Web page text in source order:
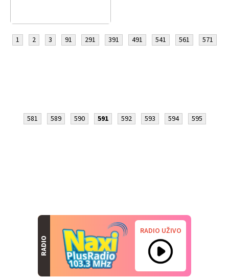
1 2 3 91 291 391 491 541 561 571
581 589 590 591 592 593 594 595
RADIO
RADIO UŽIVO